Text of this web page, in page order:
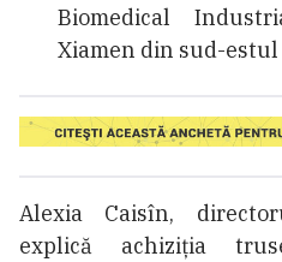
Biomedical
Xiamen din sud-estul
Alexia Caisîn,
explică achiziția